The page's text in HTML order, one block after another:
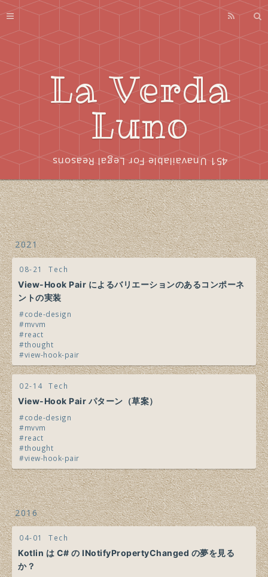
La Verda
Luno
451 Unavailable For Legal Reasons
2021
08-21 Tech
View-Hook Pair によるバリエーションのあるコンポーネ
ントの実装
code-design
mvvm
react
thought
view-hook-pair
02-14 Tech
View-Hook Pair パターン（草案）
code-design
mvvm
react
thought
view-hook-pair
2016
04-01 Tech
Kotlin は C# の INotifyPropertyChanged の夢を見る
か？
Profile
About
Series
Index